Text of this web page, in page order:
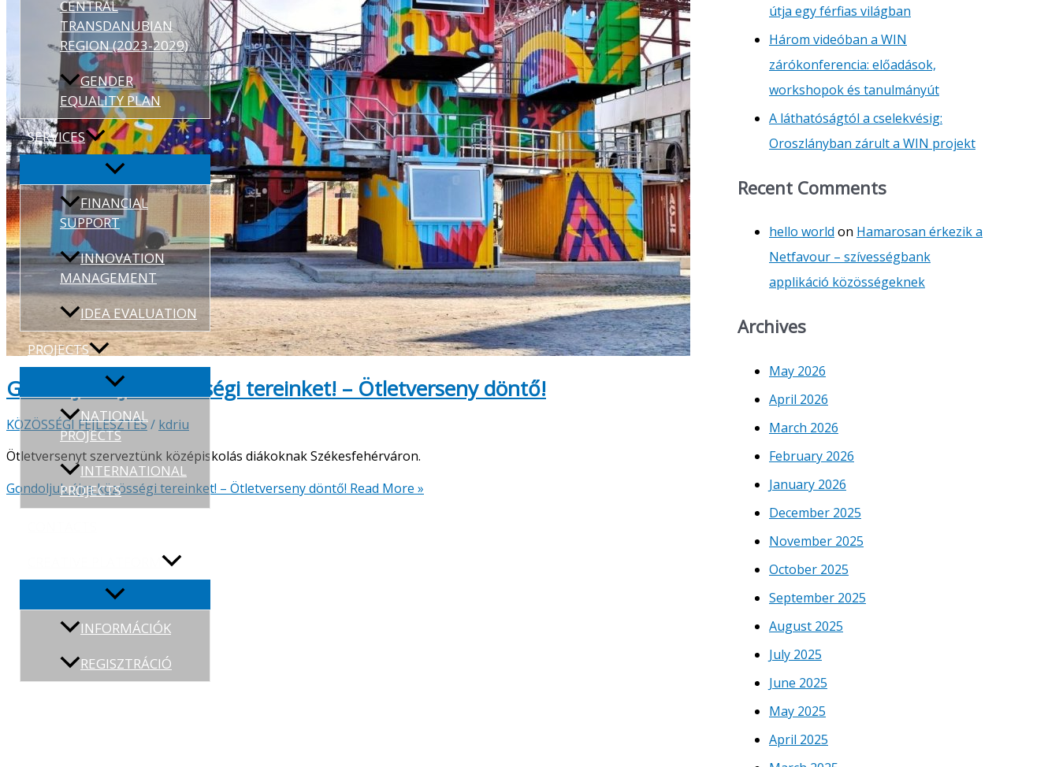
CENTRAL
TRANSDANUBIAN
REGION (2023-2029)
GENDER
EQUALITY PLAN
SERVICES
FINANCIAL
SUPPORT
INNOVATION
MANAGEMENT
IDEA EVALUATION
PROJECTS
NATIONAL
PROJECTS
INTERNATIONAL
PROJECTS
INFORMÁCIÓK
REGISZTRÁCIÓ
Gondoljuk újra közösségi tereinket! – Ötletverseny döntő!
KÖZÖSSÉGI FEJLESZTÉS/ kdriu
Ötletversenyt szerveztünk középiskolás diákoknak Székesfehérváron.
Gondoljuk újra közösségi tereinket! – Ötletverseny döntő! Read More »
útja egy férfias világban
Három videóban a WIN
zárókonferencia: előadások,
workshopok és tanulmányút
A láthatóságtól a cselekvésig:
Oroszlányban zárult a WIN projekt
Recent Comments
hello world on Hamarosan érkezik a
Netfavour – szívességbank
applikáció közösségeknek
Archives
May 2026
April 2026
March 2026
February 2026
January 2026
December 2025
November 2025
October 2025
September 2025
August 2025
July 2025
June 2025
May 2025
April 2025